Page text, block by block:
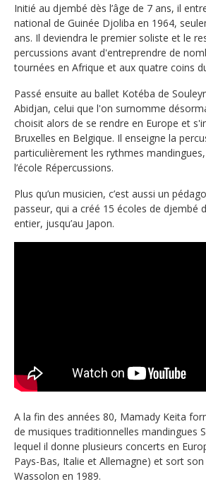
Initié au djembé dès l’âge de 7 ans, il
national de Guinée Djoliba en 1964,
ans. Il deviendra le premier soliste et le
percussions avant d'entreprendre de
tournées en Afrique et aux quatre coins
Passé ensuite au ballet Kotéba de
Abidjan, celui que l'on surnomme
choisit alors de se rendre en Europe et
Bruxelles en Belgique. Il enseigne la
particulièrement les rythmes
l’école Répercussions.
Plus qu’un musicien, c’est aussi un
passeur, qui a créé 15 écoles de djembé
entier, jusqu’au Japon.
A la fin des années 80, Mamady Keita
de musiques traditionnelles mandingues
lequel il donne plusieurs concerts en
Pays-Bas, Italie et Allemagne) et sort
Wassolon en 1989.